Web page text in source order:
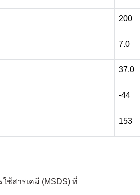
200
7.0
37.0
-44
153
สารเคมี (MSDS) ที่